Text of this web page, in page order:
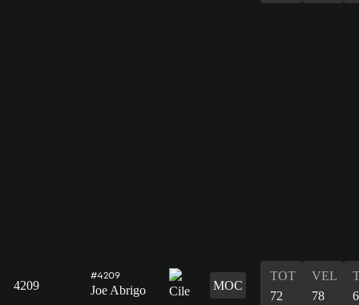
4209
#4209
Joe Abrigo MOC
TOT
72
VEL
78